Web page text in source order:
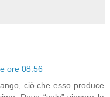
ore 08:56
ciò che esso produce